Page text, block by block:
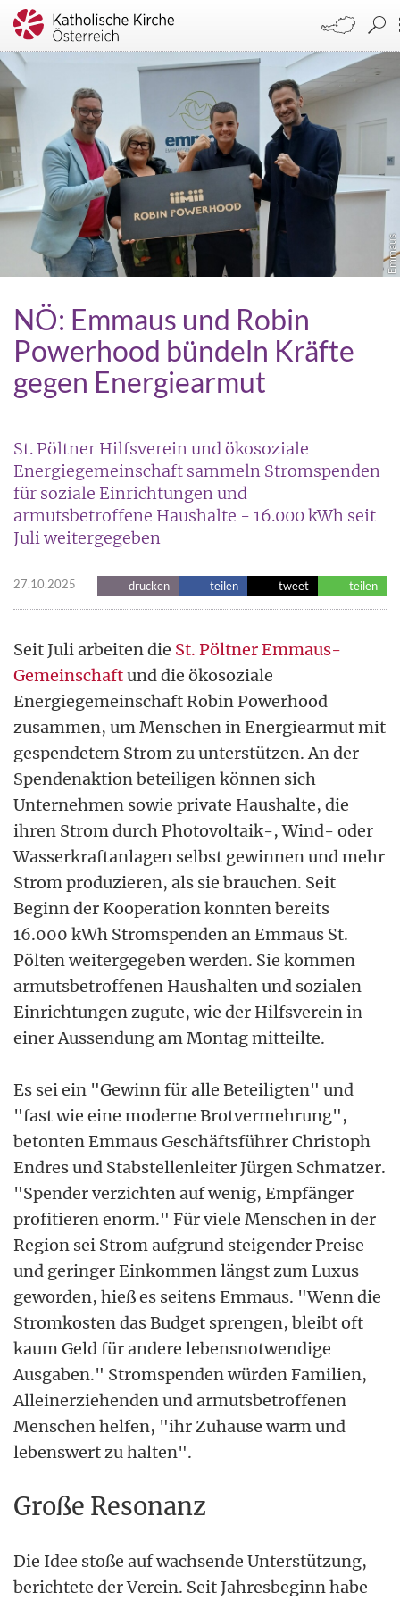
Emmaus
NÖ: Emmaus und Robin
Powerhood bündeln Kräfte
gegen Energiearmut
St. Pöltner Hilfsverein und ökosoziale
Energiegemeinschaft sammeln Stromspenden
für soziale Einrichtungen und
armutsbetroffene Haushalte - 16.000 kWh seit
Juli weitergegeben
27.10.2025 drucken teilen tweet teilen
Seit Juli arbeiten die St. Pöltner Emmaus-
Gemeinschaftund die ökosoziale
Energiegemeinschaft Robin Powerhood
zusammen, um Menschen in Energiearmut mit
gespendetem Strom zu unterstützen. An der
Spendenaktion beteiligen können sich
Unternehmen sowie private Haushalte, die
ihren Strom durch Photovoltaik-, Wind- oder
Wasserkraftanlagen selbst gewinnen und mehr
Strom produzieren, als sie brauchen. Seit
Beginn der Kooperation konnten bereits
16.000 kWh Stromspenden an Emmaus St.
Pölten weitergegeben werden. Sie kommen
armutsbetroffenen Haushalten und sozialen
Einrichtungen zugute, wie der Hilfsverein in
einer Aussendung am Montag mitteilte.
Es sei ein "Gewinn für alle Beteiligten" und
"fast wie eine moderne Brotvermehrung",
betonten Emmaus Geschäftsführer Christoph
Endres und Stabstellenleiter Jürgen Schmatzer.
"Spender verzichten auf wenig, Empfänger
profitieren enorm." Für viele Menschen in der
Region sei Strom aufgrund steigender Preise
und geringer Einkommen längst zum Luxus
geworden, hieß es seitens Emmaus. "Wenn die
Stromkosten das Budget sprengen, bleibt oft
kaum Geld für andere lebensnotwendige
Ausgaben." Stromspenden würden Familien,
Alleinerziehenden und armutsbetroffenen
Menschen helfen, "ihr Zuhause warm und
lebenswert zu halten".
Große Resonanz
Die Idee stoße auf wachsende Unterstützung,
berichtete der Verein. Seit Jahresbeginn habe